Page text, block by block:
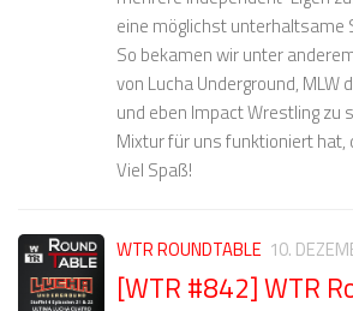
eine möglichst unterhaltsame
So bekamen wir unter
von Lucha Underground, MLW
und eben Impact Wrestling zu
Mixtur für uns funktioniert hat,
Viel Spaß!
WTR ROUNDTABLE 10.
[WTR #842] WTR